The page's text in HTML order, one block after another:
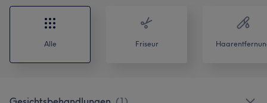
Alle Friseur